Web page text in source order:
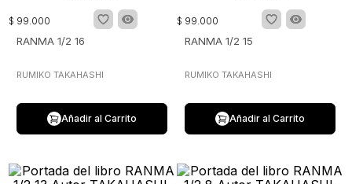
$ 99.000
RANMA 1/2 16
RUMIKO TAKAHASHI
Añadir al Carrito
$ 99.000
RANMA 1/2 15
RUMIKO TAKAHASHI
Añadir al Carrito